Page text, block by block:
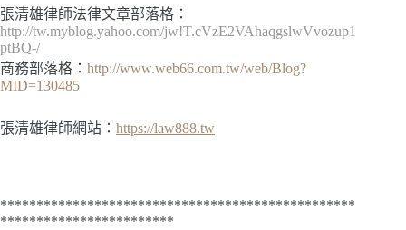
張清雄律師法律文章部落格：
http://tw.myblog.yahoo.com/jw!T.cVzE2VAhaqgslwVvozup1
ptBQ-/
商務部落格： http://www.web66.com.tw/web/Blog?
MID=130485
張清雄律師網站： https://law888.tw
*************************************************
************************